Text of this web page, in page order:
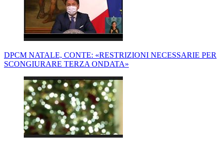
DPCM NATALE, CONTE: «RESTRIZIONI NECESSARIE PER
SCONGIURARE TERZA ONDATA»